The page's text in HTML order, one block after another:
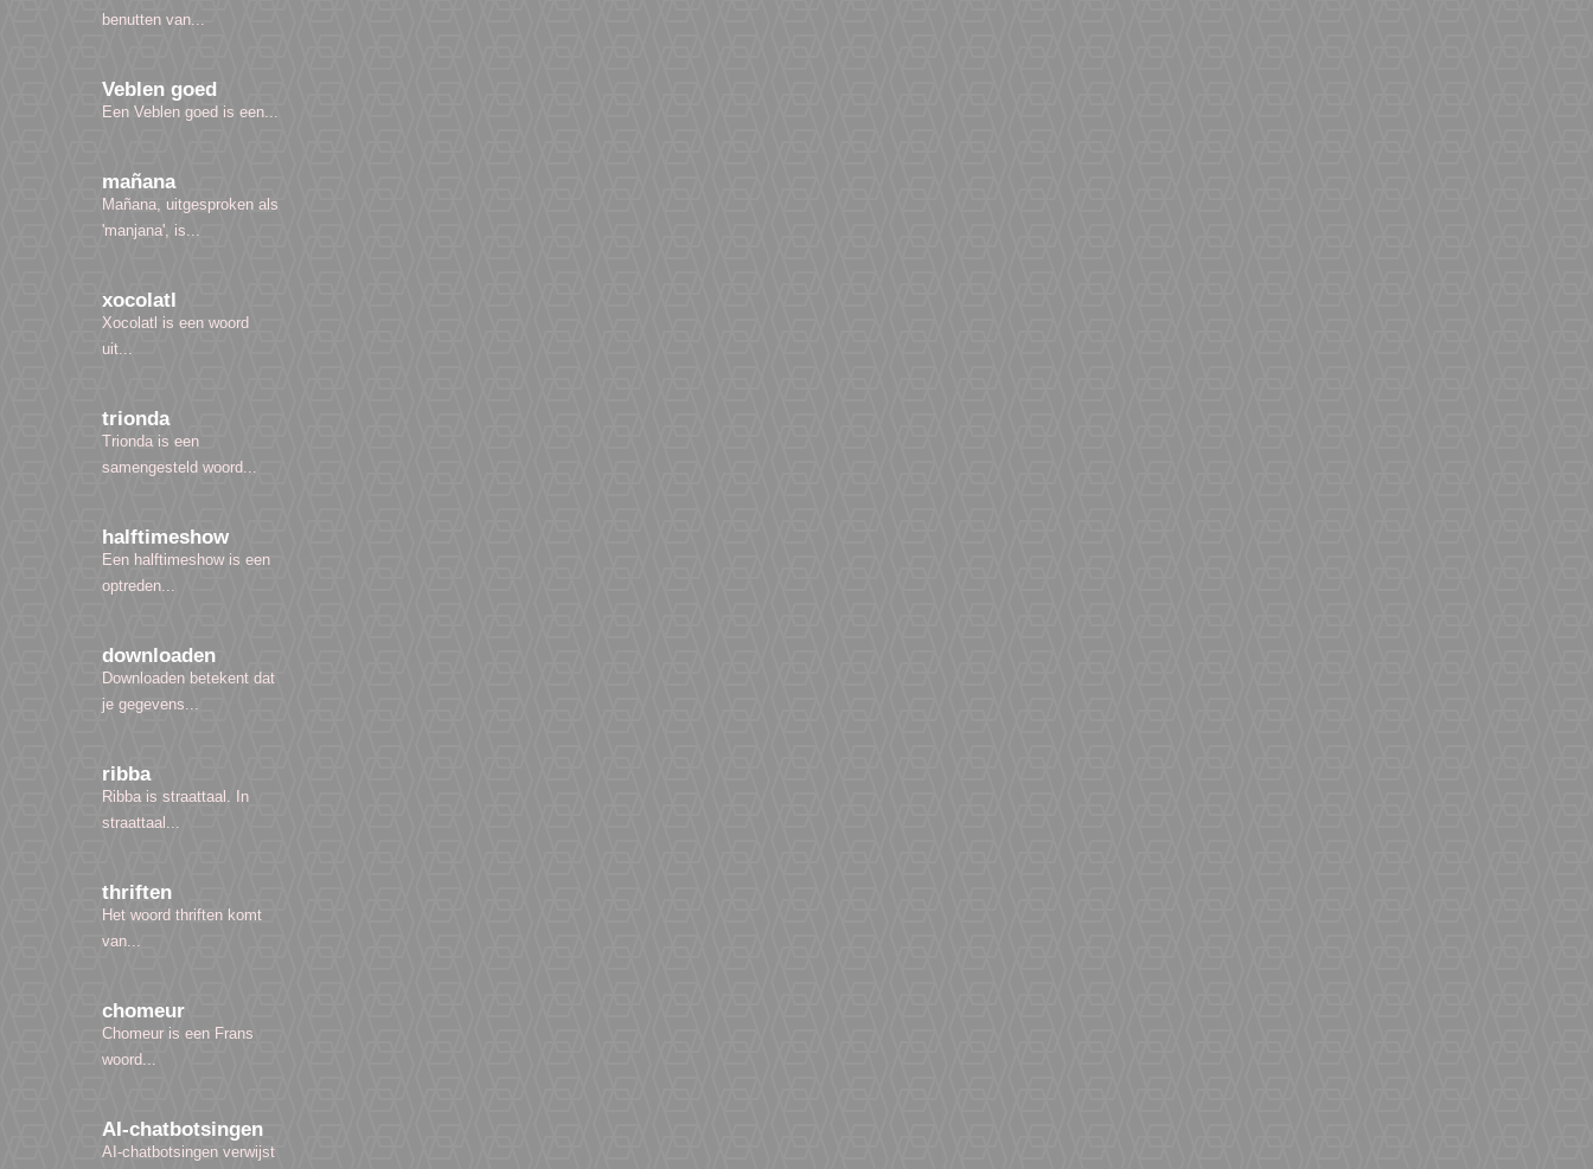
benutten van...
Veblen goed
Een Veblen goed is een...
mañana
Mañana, uitgesproken als
'manjana', is...
xocolatl
Xocolatl is een woord
uit...
trionda
Trionda is een
samengesteld woord...
halftimeshow
Een halftimeshow is een
optreden...
downloaden
Downloaden betekent dat
je gegevens...
ribba
Ribba is straattaal. In
straattaal...
thriften
Het woord thriften komt
van...
chomeur
Chomeur is een Frans
woord...
AI-chatbotsingen
AI-chatbotsingen verwijst